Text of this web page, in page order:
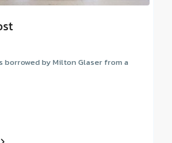
borrowed by Milton Glaser from a